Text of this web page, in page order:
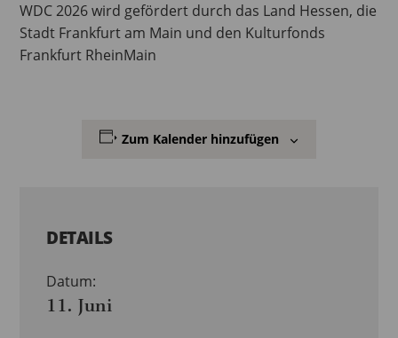
WDC 2026 wird gefördert durch das Land Hessen, die
Stadt Frankfurt am Main und den Kulturfonds
Frankfurt RheinMain
Zum Kalender hinzufügen
DETAILS
Datum:
11. Juni